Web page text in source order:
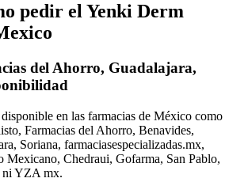
pedir el Yenki Derm
del Ahorro, Guadalajara,
en las farmacias de México como
Farmacias del Ahorro, Benavides,
Soriana, farmaciasespecializadas.mx,
Mexicano, Chedraui, Gofarma, San Pablo,
ni YZA mx.